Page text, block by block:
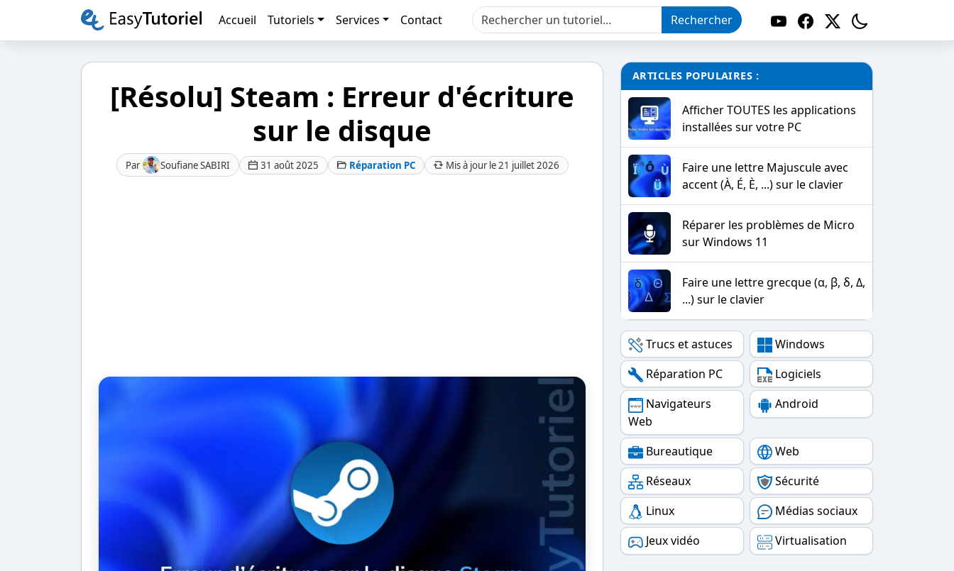
Accueil Tutoriels Services Contact Rechercher
[Résolu] Steam : Erreur d'écriture
sur le disque
Par Soufiane SABIRI 31 août 2025 Réparation PC Mis à jour le 21 juillet 2026
ARTICLES POPULAIRES :
Afficher TOUTES les applications
installées sur votre PC
Faire une lettre Majuscule avec
accent (À, É, È, ...) sur le clavier
Réparer les problèmes de Micro
sur Windows 11
Faire une lettre grecque (α, β, δ, Δ,
...) sur le clavier
Trucs et astuces
Windows
Réparation PC
Logiciels
Navigateurs
Web
Android
Bureautique
Web
Réseaux
Sécurité
Linux
Médias sociaux
Jeux vidéo
Virtualisation